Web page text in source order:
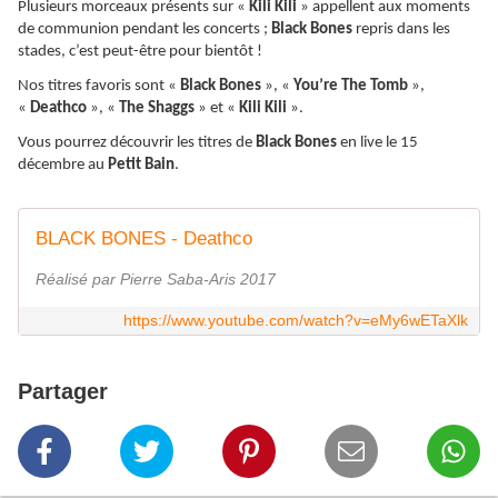
Plusieurs morceaux présents sur « Kili Kili » appellent aux moments
de communion pendant les concerts ; Black Bones repris dans les
stades, c’est peut-être pour bientôt !
Nos titres favoris sont « Black Bones », « You’re The Tomb »,
« Deathco », « The Shaggs » et « Kili Kili ».
Vous pourrez découvrir les titres de Black Bones en live le 15
décembre au Petit Bain.
BLACK BONES - Deathco
Réalisé par Pierre Saba-Aris 2017
https://www.youtube.com/watch?v=eMy6wETaXlk
Partager